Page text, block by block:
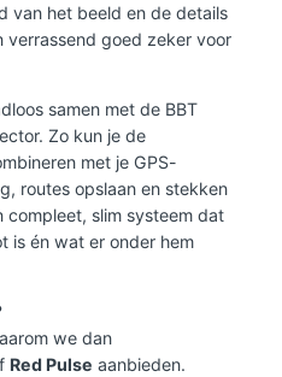
van het beeld en de details
goed zeker voor
samen met de BBT
Zo kun je de
met je GPS-
routes opslaan en stekken
compleet, slim systeem dat
is én wat er onder hem
we dan
Red Pulse aanbieden.